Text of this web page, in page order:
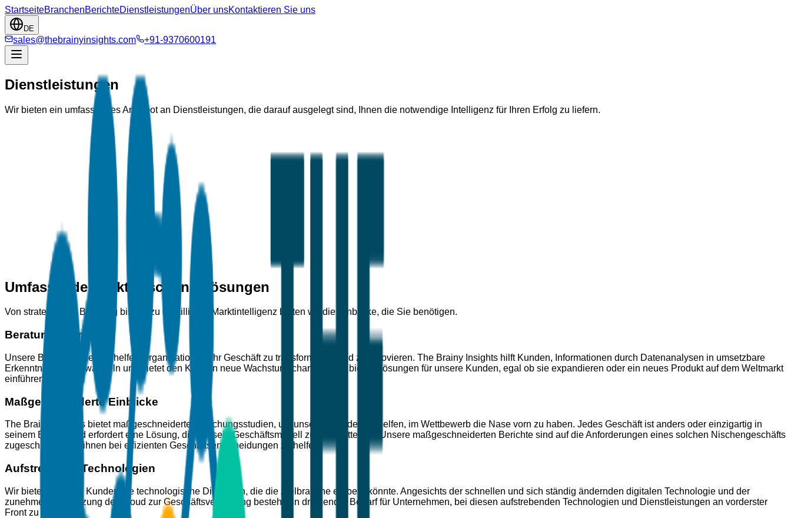
StartseiteBranchenBerichteDienstleistungenÜber unsKontaktieren Sie uns
DE
sales@thebrainyinsights.com +91-9370600191
Dienstleistungen
Wir bieten ein umfassendes Angebot an Dienstleistungen, die darauf ausgelegt sind, Ihnen die notwendige Intelligenz für Ihren Erfolg zu liefern.
Umfassende Marktforschungslösungen
Von strategischer Beratung bis hin zu detaillierter Marktintelligenz bieten wir die Einblicke, die Sie benötigen.
Beratungsdienste
Unsere Beratungsdienste helfen Organisationen, ihr Geschäft zu transformieren und zu innovieren. The Brainy Insights hilft Kunden, Informationen durch Datenanalysen in umsetzbare
Erkenntnisse umzuwandeln und bietet den Kunden neue Wachstumschancen. Wir bieten Lösungen für unsere Kunden, egal ob sie expandieren oder ein neues Produkt auf dem Weltmarkt
einführen möchten.
Maßgeschneiderte Einblicke
The Brainy Insights bietet maßgeschneiderte Forschungsstudien, um unseren Kunden zu helfen, im Wettbewerb die Nase vorn zu haben. Jedes Geschäft ist anders oder einzigartig in
seinem Betrieb und erfordert eine Lösung, die auf sein Geschäftsmodell zugeschnitten ist. Unsere maßgeschneiderten Berichte sind auf die Anforderungen eines solchen Nischengeschäfts
zugeschnitten, um ihnen bei effizienten Geschäftsentscheidungen zu helfen.
Aufstrebende Technologien
Wir bieten unseren Kunden die technologische Disruption, die die Zielbranche erobern könnte. Angesichts der schnellen und sich ständig ändernden digitalen Technologie und der
zunehmenden Nutzung der Cloud zur Geschäftsverwaltung besteht ein dringender Bedarf für Unternehmen, bei diesen aufstrebenden Technologien und Dienstleistungen an vorderster
Front zu bleiben.